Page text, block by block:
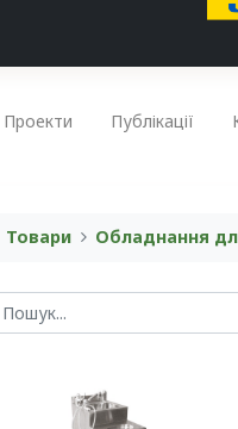
Проекти Публікації
Товари Обладнання